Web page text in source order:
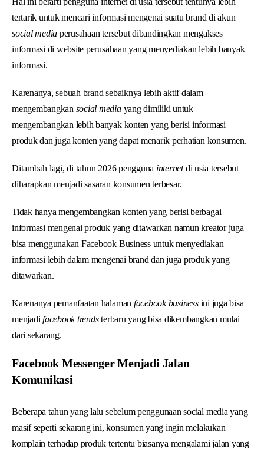
tertarik untuk mencari informasi mengenai suatu brand di akun
social media perusahaan tersebut dibandingkan mengakses
informasi di website perusahaan yang menyediakan lebih banyak
informasi.
Karenanya, sebuah brand sebaiknya lebih aktif dalam
mengembangkan social mediayang dimiliki untuk
mengembangkan lebih banyak konten yang berisi informasi
produk dan juga konten yang dapat menarik perhatian konsumen.
Ditambah lagi, di tahun 2026 pengguna internetdi usia tersebut
diharapkan menjadi sasaran konsumen terbesar.
Tidak hanya mengembangkan konten yang berisi berbagai
informasi mengenai produk yang ditawarkan namun kreator juga
bisa menggunakan Facebook Business untuk menyediakan
informasi lebih dalam mengenai brand dan juga produk yang
ditawarkan.
Karenanya pemanfaatan halaman facebook business ini juga bisa
menjadifacebook trendsterbaru yang bisa dikembangkan mulai
dari sekarang.
Facebook Messenger Menjadi Jalan
Komunikasi
Beberapa tahun yang lalu sebelum penggunaan social media yang
masif seperti sekarang ini, konsumen yang ingin melakukan
komplain terhadap produk tertentu biasanya mengalami jalan yang